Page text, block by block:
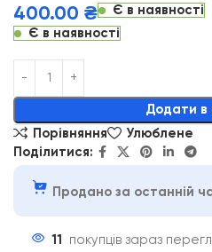
400.00 ₴
Є в наявності
Є в наявності
Додати в
Alternative:
Порівняння
Улюблене
Поділитися:
Продано за останній
11 покупців зараз